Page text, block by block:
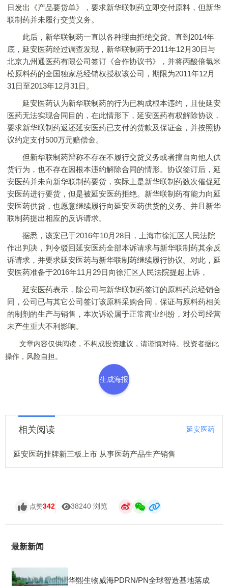
日发出《产品要货单》，要求新华联制药立即交付原料，但新华
联制药并未履行交货义务。
此后，新华联制药一直以各种理由拒绝交货。直到2014年
底，延安医药经过调查发现，新华联制药于2011年12月30日与
北京九州通医药有限公司签订《合作协议书》，并将丙酸倍氯米
松原料药的全国独家总经销权授权该公司，期限为2011年12月
31日至2013年12月31日。
延安医药认为新华联制药的行为已构成根本违约，且使延安
医药无法实现合同目的，在此情形下，延安医药有权解除协议，
要求新华联制药返还延安医药已支付的货款及保证金，并按照协
议约定支付500万元赔偿金。
但新华联制药辩称不存在不履行交货义务或者擅自向他人供
货行为，也不存在因根本违约解除合同的情形。协议签订后，延
安医药并未向新华联制药要货，实际上是新华联制药数次催促延
安医药进行要货，但是被延安医药拒绝。新华联制药有能力向延
安医药供货，也愿意继续履行向延安医药供货的义务。并且新华
联制药提出相应的反诉请求。
据悉，该案已于2016年10月28日，上海市徐汇区人民法院
作出判决，判令驳回延安医药全部本诉请求与新华联制药其余反
诉请求，并要求延安医药与新华联制药继续履行协议。对此，延
安医药准备于2016年11月29日向徐汇区人民法院提起上诉，
延安医药表示，除公司与新华联制药签订的原料药总经销合
同，公司已与其它公司签订该原料采购合同，保证与原料药相关
的制剂的生产与销售，本次诉讼属于正常商业纠纷，对公司经营
未产生重大不利影响。
文章内容仅供阅读，不构成投资建议，请谨慎对待。投资者据此
操作，风险自担。
生成海报
相关阅读 延安医药
延安医药挂牌新三板上市 从事医药产品生产销售
点赞342 38240 浏览
最新新闻
华熙生物威海PDRN/PN全球智造基地落成